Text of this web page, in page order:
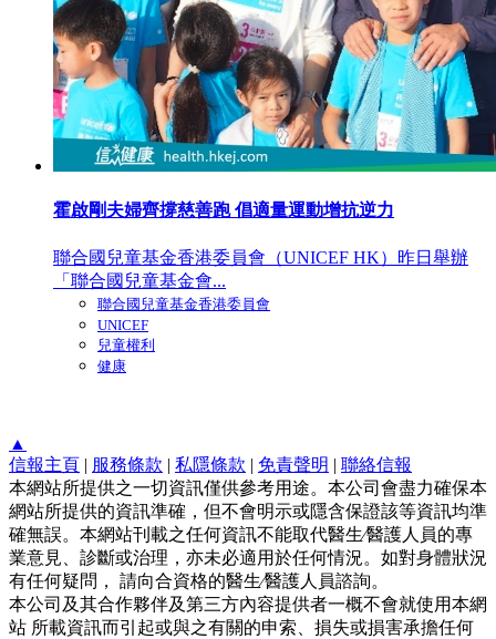
霍啟剛夫婦齊撐慈善跑 倡適量運動增抗逆力
聯合國兒童基金香港委員會（UNICEF HK）昨日舉辦
「聯合國兒童基金會...
聯合國兒童基金香港委員會
UNICEF
兒童權利
健康
▲
信報主頁 | 服務條款 | 私隱條款 | 免責聲明 | 聯絡信報
本網站所提供之一切資訊僅供參考用途。本公司會盡力確保本
網站所提供的資訊準確，但不會明示或隱含保證該等資訊均準
確無誤。本網站刊載之任何資訊不能取代醫生∕醫護人員的專
業意見、診斷或治理，亦未必適用於任何情況。如對身體狀況
有任何疑問， 請向合資格的醫生∕醫護人員諮詢。
本公司及其合作夥伴及第三方內容提供者一概不會就使用本網
站 所載資訊而引起或與之有關的申索、損失或損害承擔任何